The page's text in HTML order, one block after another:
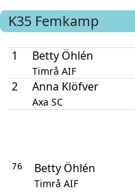
K35 Femkamp
1 Betty Öhlén
Timrå AIF
2 Anna Klöfver
Axa SC
76 Betty Öhlén
Timrå AIF